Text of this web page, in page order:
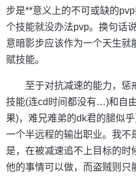
步是**意义上的不可或缺的
个技能就没办法pvp。换句话
意暗影步应该作为一个天生就
赋技能。
至于对抗减速的能力，惩
技能(连cd时间都没有…)和自
果)，难兄难弟的dk君的腿似
一个半远程的输出职业。我不
是，在被减速追不上目标的
他的事情可以做，而盗贼则只